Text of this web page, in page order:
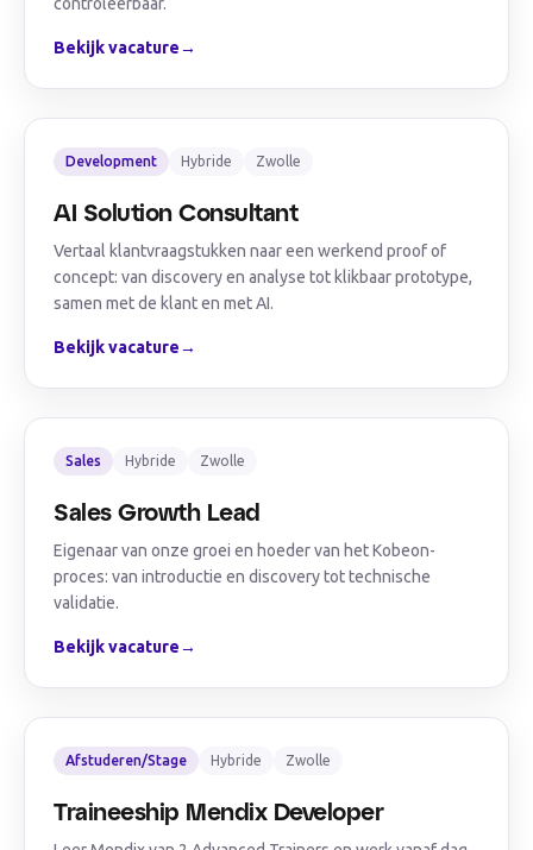
Bekijk vacature→
Development Hybride Zwolle
AI Solution Consultant
Vertaal klantvraagstukken naar een werkend proof of
concept: van discovery en analyse tot klikbaar prototype,
samen met de klant en met AI.
Bekijk vacature→
Sales Hybride Zwolle
Sales Growth Lead
Eigenaar van onze groei en hoeder van het Kobeon-
proces: van introductie en discovery tot technische
validatie.
Bekijk vacature→
Afstuderen/Stage Hybride Zwolle
Traineeship Mendix Developer